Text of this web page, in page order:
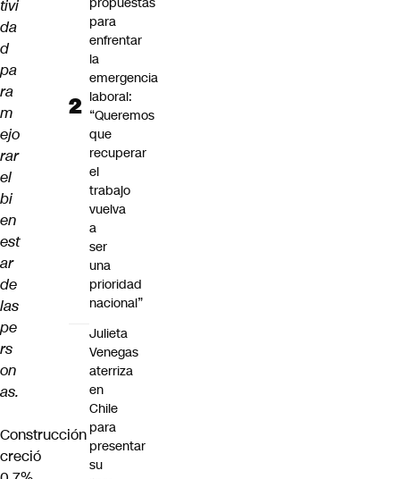
tivi
da
d
pa
ra
m
ejo
rar
el
bi
en
est
ar
de
las
pe
rs
on
as.
Construcción
creció
para
enfrentar
la
emergencia
laboral:
“Queremos
que
recuperar
el
trabajo
vuelva
a
ser
una
prioridad
nacional”
Julieta
Venegas
aterriza
en
Chile
para
presentar
su